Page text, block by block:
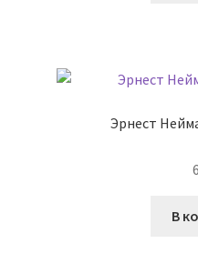
Эрнест
В